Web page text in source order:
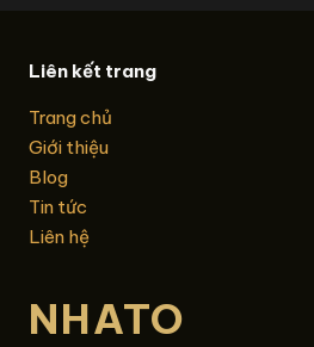
Liên kết trang
Trang chủ
Giới thiệu
Blog
Tin tức
Liên hệ
NHATO